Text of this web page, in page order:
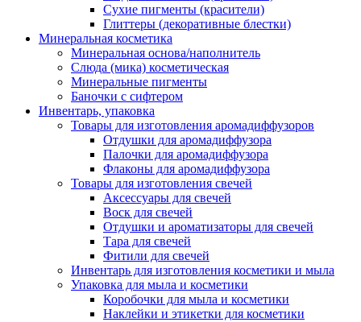
Сухие пигменты (красители)
Глиттеры (декоративные блестки)
Минеральная косметика
Минеральная основа/наполнитель
Слюда (мика) косметическая
Минеральные пигменты
Баночки с сифтером
Инвентарь, упаковка
Товары для изготовления аромадиффузоров
Отдушки для аромадиффузора
Палочки для аромадиффузора
Флаконы для аромадиффузора
Товары для изготовления свечей
Аксессуары для свечей
Воск для свечей
Отдушки и ароматизаторы для свечей
Тара для свечей
Фитили для свечей
Инвентарь для изготовления косметики и мыла
Упаковка для мыла и косметики
Коробочки для мыла и косметики
Наклейки и этикетки для косметики